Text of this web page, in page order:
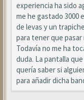
experiencia ha sido
me he gastado 3000
de levas y un
para tener que
Todavía no me ha
duda. La pantalla
quería saber si
para añadir dicha